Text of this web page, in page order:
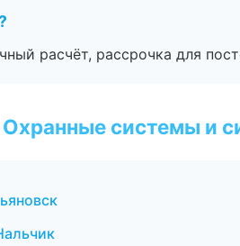
расчёт, рассрочка для
системы и